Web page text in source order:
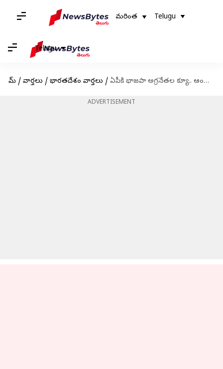
మరింత Telugu
Telugu
హోమ్ / వార్తలు / భారతదేశం వార్తలు / ఏపీకి భాజపా అగ్రనేతల క్యూ.. ఆంధ్రలో పొలిటికల్ హీట్ షురూ
ADVERTISEMENT